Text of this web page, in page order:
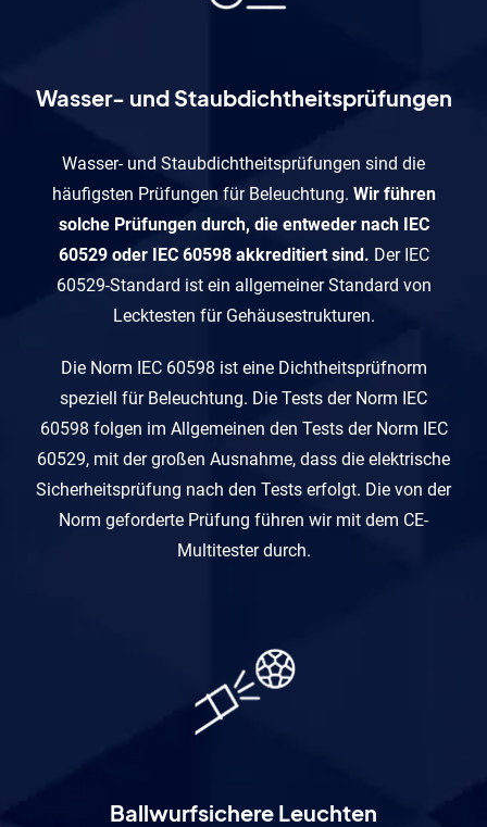
Wasser- und Staubdichtheitsprüfungen
Wasser- und Staubdichtheitsprüfungen sind die
häufigsten Prüfungen für Beleuchtung. Wir führen
solche Prüfungen durch, die entweder nach IEC
60529 oder IEC 60598 akkreditiert sind. Der IEC
60529-Standard ist ein allgemeiner Standard von
Lecktesten für Gehäusestrukturen.
Die Norm IEC 60598 ist eine Dichtheitsprüfnorm
speziell für Beleuchtung. Die Tests der Norm IEC
60598 folgen im Allgemeinen den Tests der Norm IEC
60529, mit der großen Ausnahme, dass die elektrische
Sicherheitsprüfung nach den Tests erfolgt. Die von der
Norm geforderte Prüfung führen wir mit dem CE-
Multitester durch.
Ballwurfsichere Leuchten